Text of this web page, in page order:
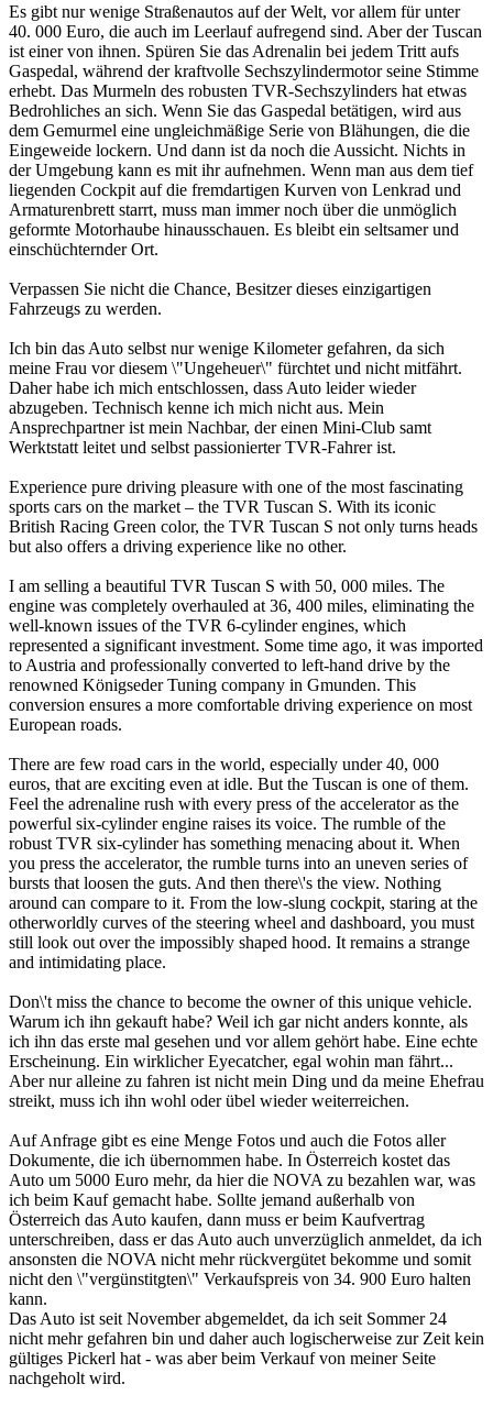
Es gibt nur wenige Straßenautos auf der Welt, vor allem für unter
40. 000 Euro, die auch im Leerlauf aufregend sind. Aber der Tuscan
ist einer von ihnen. Spüren Sie das Adrenalin bei jedem Tritt aufs
Gaspedal, während der kraftvolle Sechszylindermotor seine Stimme
erhebt. Das Murmeln des robusten TVR-Sechszylinders hat etwas
Bedrohliches an sich. Wenn Sie das Gaspedal betätigen, wird aus
dem Gemurmel eine ungleichmäßige Serie von Blähungen, die die
Eingeweide lockern. Und dann ist da noch die Aussicht. Nichts in
der Umgebung kann es mit ihr aufnehmen. Wenn man aus dem tief
liegenden Cockpit auf die fremdartigen Kurven von Lenkrad und
Armaturenbrett starrt, muss man immer noch über die unmöglich
geformte Motorhaube hinausschauen. Es bleibt ein seltsamer und
einschüchternder Ort.
Verpassen Sie nicht die Chance, Besitzer dieses einzigartigen
Fahrzeugs zu werden.
Ich bin das Auto selbst nur wenige Kilometer gefahren, da sich
meine Frau vor diesem \"Ungeheuer\" fürchtet und nicht mitfährt.
Daher habe ich mich entschlossen, dass Auto leider wieder
abzugeben. Technisch kenne ich mich nicht aus. Mein
Ansprechpartner ist mein Nachbar, der einen Mini-Club samt
Werktstatt leitet und selbst passionierter TVR-Fahrer ist.
Experience pure driving pleasure with one of the most fascinating
sports cars on the market – the TVR Tuscan S. With its iconic
British Racing Green color, the TVR Tuscan S not only turns heads
but also offers a driving experience like no other.
I am selling a beautiful TVR Tuscan S with 50, 000 miles. The
engine was completely overhauled at 36, 400 miles, eliminating the
well-known issues of the TVR 6-cylinder engines, which
represented a significant investment. Some time ago, it was imported
to Austria and professionally converted to left-hand drive by the
renowned Königseder Tuning company in Gmunden. This
conversion ensures a more comfortable driving experience on most
European roads.
There are few road cars in the world, especially under 40, 000
euros, that are exciting even at idle. But the Tuscan is one of them.
Feel the adrenaline rush with every press of the accelerator as the
powerful six-cylinder engine raises its voice. The rumble of the
robust TVR six-cylinder has something menacing about it. When
you press the accelerator, the rumble turns into an uneven series of
bursts that loosen the guts. And then there\'s the view. Nothing
around can compare to it. From the low-slung cockpit, staring at the
otherworldly curves of the steering wheel and dashboard, you must
still look out over the impossibly shaped hood. It remains a strange
and intimidating place.
Don\'t miss the chance to become the owner of this unique vehicle.
Warum ich ihn gekauft habe? Weil ich gar nicht anders konnte, als
ich ihn das erste mal gesehen und vor allem gehört habe. Eine echte
Erscheinung. Ein wirklicher Eyecatcher, egal wohin man fährt...
Aber nur alleine zu fahren ist nicht mein Ding und da meine Ehefrau
streikt, muss ich ihn wohl oder übel wieder weiterreichen.
Auf Anfrage gibt es eine Menge Fotos und auch die Fotos aller
Dokumente, die ich übernommen habe. In Österreich kostet das
Auto um 5000 Euro mehr, da hier die NOVA zu bezahlen war, was
ich beim Kauf gemacht habe. Sollte jemand außerhalb von
Österreich das Auto kaufen, dann muss er beim Kaufvertrag
unterschreiben, dass er das Auto auch unverzüglich anmeldet, da ich
ansonsten die NOVA nicht mehr rückvergütet bekomme und somit
nicht den \"vergünstitgten\" Verkaufspreis von 34. 900 Euro halten
kann.
Das Auto ist seit November abgemeldet, da ich seit Sommer 24
nicht mehr gefahren bin und daher auch logischerweise zur Zeit kein
gültiges Pickerl hat - was aber beim Verkauf von meiner Seite
nachgeholt wird.